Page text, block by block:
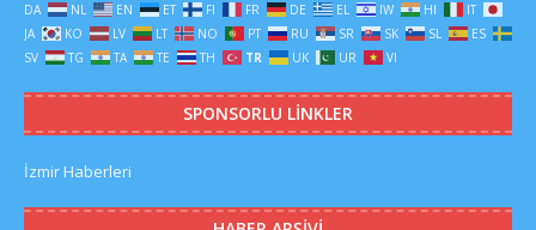
DA
NL EN ET FI FR DE EL IW HI
IT
JA
KO LV LT NO PT RU SR SK SL
ES
SV
TG TA TE TH TR UK UR VI
SPONSORLU LINKLER
İzmir Haberleri